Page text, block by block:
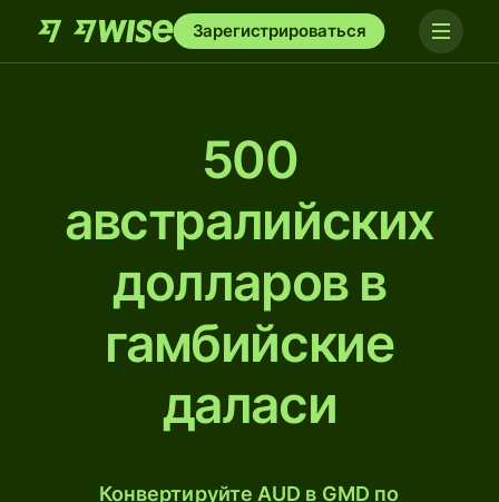
Зарегистрироваться
500
австралийских
долларов в
гамбийские
даласи
Конвертируйте AUD в GMD по